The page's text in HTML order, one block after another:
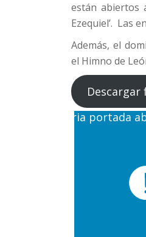
están abiertos
Ezequiel’. Las
Además, el
el Himno de